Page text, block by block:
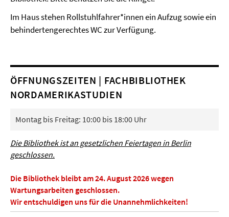
Im Haus stehen Rollstuhlfahrer*innen ein Aufzug sowie ein
behindertengerechtes WC zur Verfügung.
ÖFFNUNGSZEITEN | FACHBIBLIOTHEK
NORDAMERIKASTUDIEN
Montag bis Freitag: 10:00 bis 18:00 Uhr
Die Bibliothek ist an gesetzlichen Feiertagen in Berlin
geschlossen.
Die Bibliothek bleibt am 24. August 2026 wegen
Wartungsarbeiten geschlossen.
Wir entschuldigen uns für die Unannehmlichkeiten!